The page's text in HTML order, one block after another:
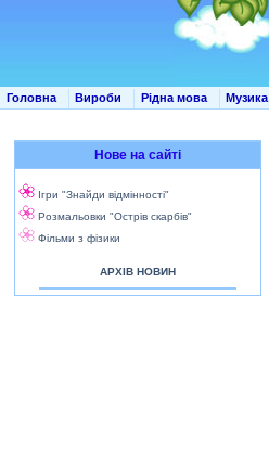
Головна Вироби Рідна мова Музика
Нове на сайті
Ігри "Знайди відмінності"
Розмальовки "Острів скарбів"
Фільми з фізики
АРХІВ НОВИН